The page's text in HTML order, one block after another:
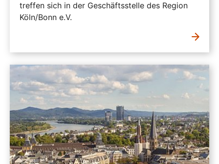
treffen sich in der Geschäftsstelle des Region
Köln/Bonn e.V.